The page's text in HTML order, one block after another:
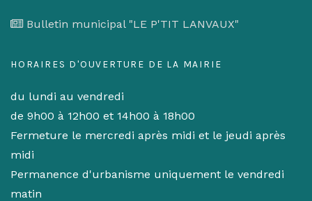
Bulletin municipal "LE P'TIT LANVAUX"
HORAIRES D'OUVERTURE DE LA MAIRIE
du lundi au vendredi
de 9h00 à 12h00 et 14h00 à 18h00
Fermeture le mercredi après midi et le jeudi après
midi
Permanence d'urbanisme uniquement le vendredi
matin